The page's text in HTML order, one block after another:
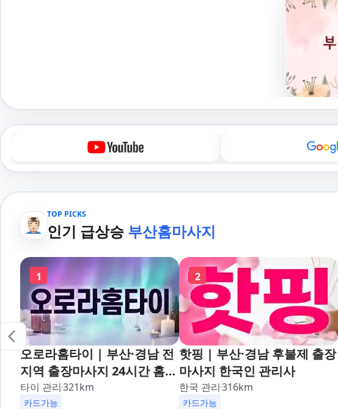
TOP PICKS
인기 급상승 부산홈마사지
1
오로라홈타이 | 부산·경남 전
지역 출장마사지 24시간 홈타
이
타이 관리321km
카드가능
2
핫핑 | 부산·경남 후불제 출장
마사지 한국인 관리사
한국 관리316km
카드가능